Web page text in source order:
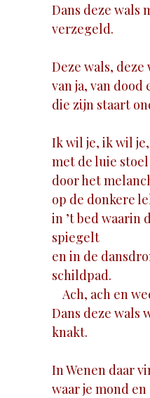
Dans deze wals
verzegeld.
Deze wals, deze
van ja, van dood
die zijn staart
Ik wil je, ik wil
met de luie
door het
op de donkere
in ’t bed waarin
spiegelt
en in de
schildpad.
Ach, ach en
Dans deze wals
knakt.
In Wenen daar
waar je mond en